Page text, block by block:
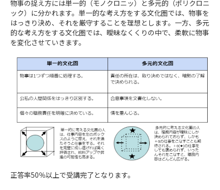
物事の捉え方には単一的（モノクロニッ）と多元的（ポリクロニ
ック）に分かれます。単一的な考え方をする文化圏では、物事を
はっきり決め、それを厳守することを理想とします。一方、多元
的な考え方をする文化圏では、曖昧なくくりの中で、柔軟に物事
を変化させていきます。
正答率50％以上で受講完了となります。